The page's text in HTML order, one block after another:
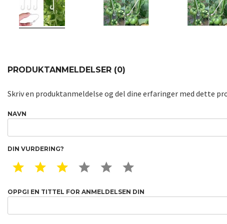
PRODUKTANMELDELSER (0)
Skriv en produktanmeldelse og del dine erfaringer med dette
NAVN
DIN VURDERING?
1 STAR2 STAR3 STAR4 STAR5 STAR
OPPGI EN TITTEL FOR ANMELDELSEN DIN